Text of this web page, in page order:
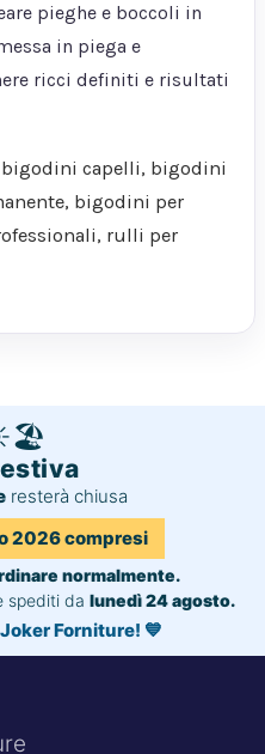
pieghe e boccoli in
in piega e
ricci definiti e risultati
bigodini capelli, bigodini
bigodini per
rulli per
🏖️
resterà chiusa
2026 compresi
normalmente.
spediti da lunedì 24 agosto.
Forniture! 💙